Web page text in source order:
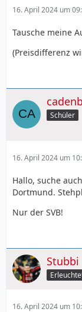
16. April 2024 um
Tausche meine
(Preisdifferenz
Schüler
16. April 2024 um
Hallo, suche
Dortmund.
Nur der SVB!
Stubbi
16. April 2024 um